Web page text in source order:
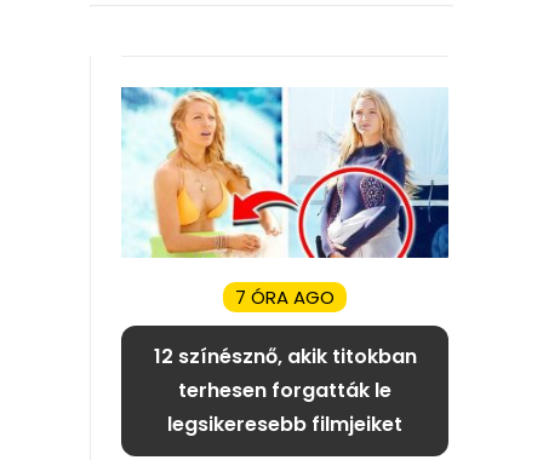
7 ÓRA AGO
12 színésznő, akik titokban
terhesen forgatták le
legsikeresebb filmjeiket